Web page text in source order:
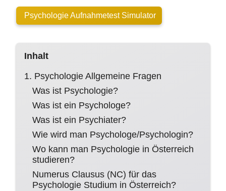
Psychologie Aufnahmetest Simulator
Inhalt
1. Psychologie Allgemeine Fragen
Was ist Psychologie?
Was ist ein Psychologe?
Was ist ein Psychiater?
Wie wird man Psychologe/Psychologin?
Wo kann man Psychologie in Österreich
studieren?
Numerus Clausus (NC) für das
Psychologie Studium in Österreich?